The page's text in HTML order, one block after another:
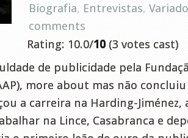
Biografia, Entrevistas,
comments
Rating: 10.0/10 (3 votes cast)
de publicidade pela
more about mas não
a carreira na Harding-Jiménez,
na Lince, Casabranca e